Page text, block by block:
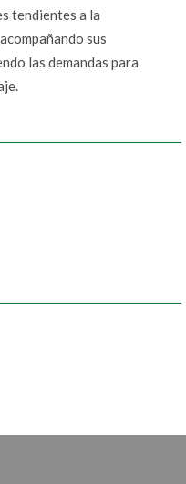
tendientes a la
sus
las demandas para